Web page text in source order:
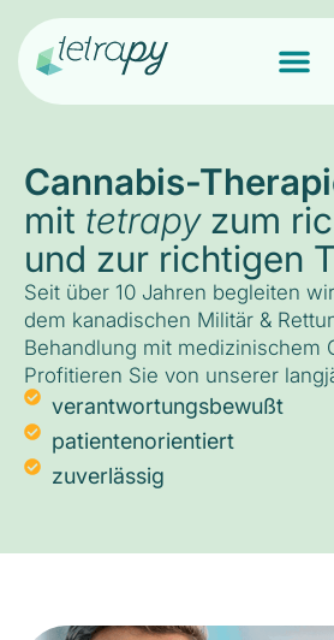
Cannabis-
mit tetrapyzum
und zur richtigen
Seit über 10 Jahren begleiten
dem kanadischen Militär &
Behandlung mit medizinischem
Profitieren Sie von unserer
verantwortungsbewußt
patientenorientiert
zuverlässig